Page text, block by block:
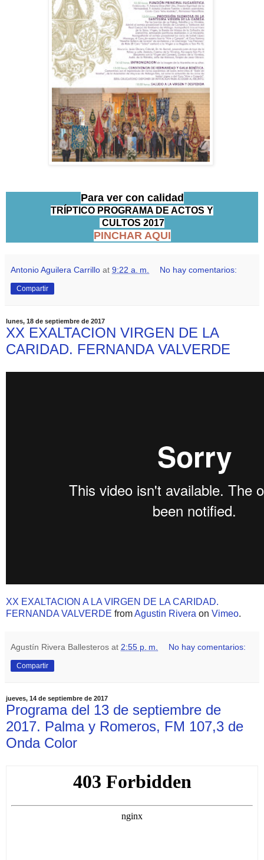
Para ver con calidad
TRÍPTICO PROGRAMA DE ACTOS Y
CULTOS 2017
PINCHAR AQUI
Antonio Aguilera Carrillo at 9:22 a. m. No hay comentarios:
Compartir
lunes, 18 de septiembre de 2017
XX EXALTACION VIRGEN DE LA
CARIDAD. FERNANDA VALVERDE
XX EXALTACION A LA VIRGEN DE LA CARIDAD.
FERNANDA VALVERDE fromAgustin Rivera on Vimeo.
Agustín Rivera Ballesteros at 2:55 p. m. No hay comentarios:
Compartir
jueves, 14 de septiembre de 2017
Programa del 13 de septiembre de
2017. Palma y Romeros, FM 107,3 de
Onda Color